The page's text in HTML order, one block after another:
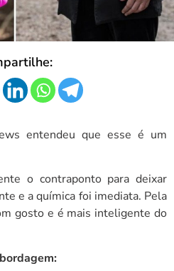
entendeu que esse é um
o contraponto para deixar
e a química foi imediata. Pela
gosto e é mais inteligente do